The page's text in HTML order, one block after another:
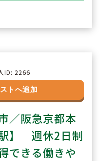
実し安心して
期費用の負担が
5万円まで会社
でも安心して勤
。
ID: 2266
トへ追加
／阪急京都本
】 週休2日制
できる働きや